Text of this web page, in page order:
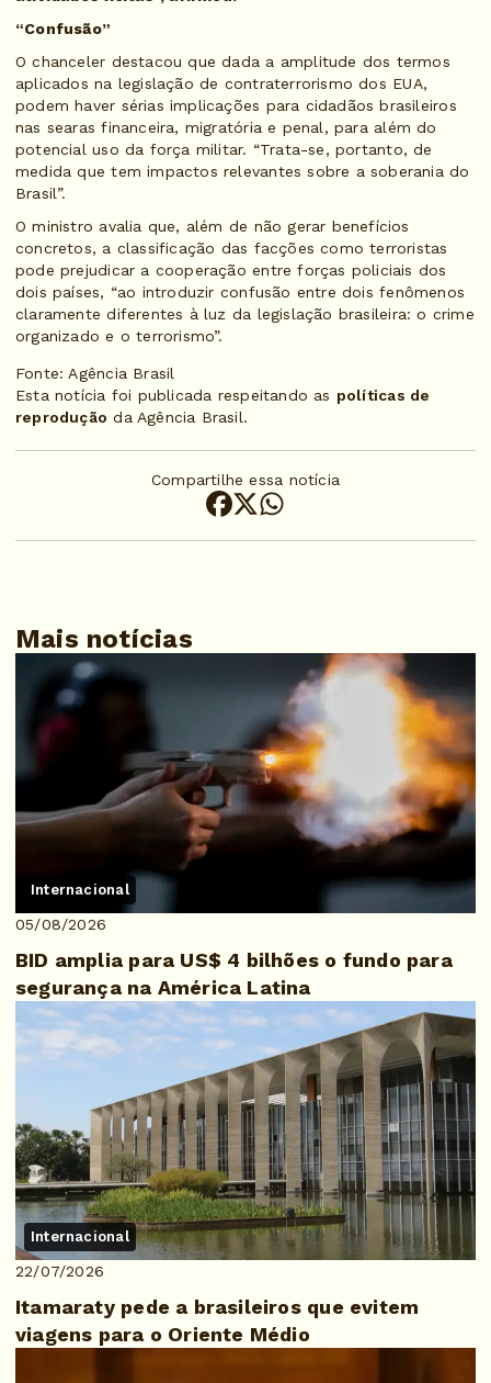
“Confusão”
O chanceler destacou que dada a amplitude dos termos
aplicados na legislação de contraterrorismo dos EUA,
podem haver sérias implicações para cidadãos brasileiros
nas searas financeira, migratória e penal, para além do
potencial uso da força militar. “Trata-se, portanto, de
medida que tem impactos relevantes sobre a soberania do
Brasil”.
O ministro avalia que, além de não gerar benefícios
concretos, a classificação das facções como terroristas
pode prejudicar a cooperação entre forças policiais dos
dois países, “ao introduzir confusão entre dois fenômenos
claramente diferentes à luz da legislação brasileira: o crime
organizado e o terrorismo”.
Fonte: Agência Brasil
Esta notícia foi publicada respeitando as políticas de
reprodução da Agência Brasil.
Compartilhe essa notícia
Mais notícias
Internacional
05/08/2026
BID amplia para US$ 4 bilhões o fundo para
segurança na América Latina
Internacional
22/07/2026
Itamaraty pede a brasileiros que evitem
viagens para o Oriente Médio